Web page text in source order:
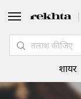
शायर